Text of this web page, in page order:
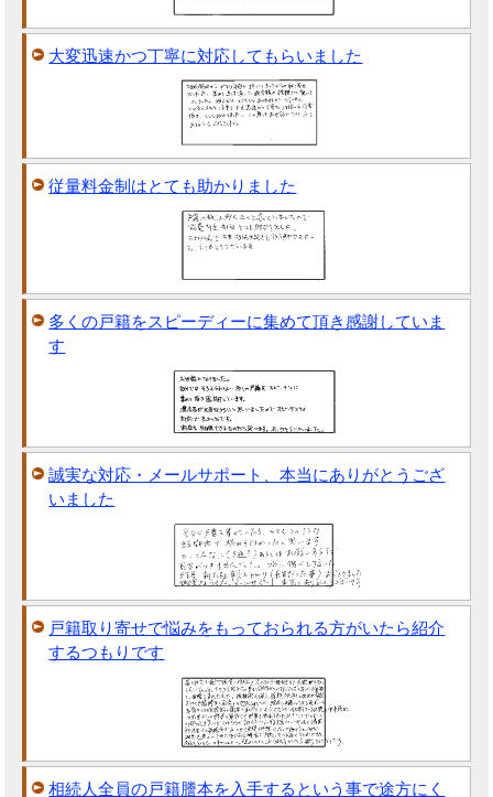
大変迅速かつ丁寧に対応してもらいました
従量料金制はとても助かりました
多くの戸籍をスピーディーに集めて頂き感謝していま
す
誠実な対応・メールサポート、本当にありがとうござ
いました
戸籍取り寄せで悩みをもっておられる方がいたら紹介
するつもりです
相続人全員の戸籍謄本を入手するという事で途方にく